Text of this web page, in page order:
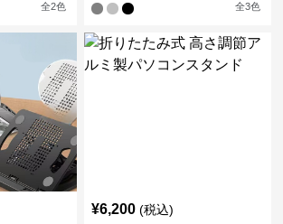
全2色 全3色
¥6,200 (税込)